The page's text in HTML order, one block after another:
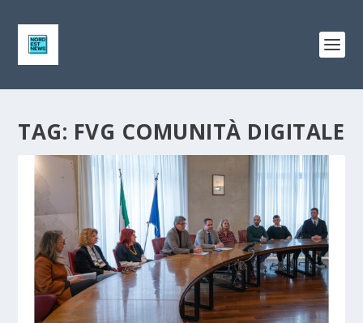
TAG: FVG COMUNITÀ DIGITALE